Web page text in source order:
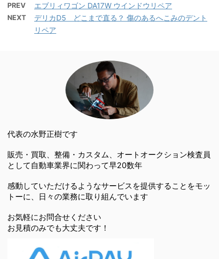
PREV エブリィワゴン DA17W ウインドウリペア
NEXT
デリカD5 どこまで直る？ 傷のあるへこみのデント
リペア
代表の水野正樹です
販売・買取、整備・カスタム、オートオークション検査員
として自動車業界に関わって早20数年
感動していただけるようなサービスを提供することをモッ
トーに、日々の業務に取り組んでいます
お気軽にお問合せください
お見積のみでも大丈夫です！